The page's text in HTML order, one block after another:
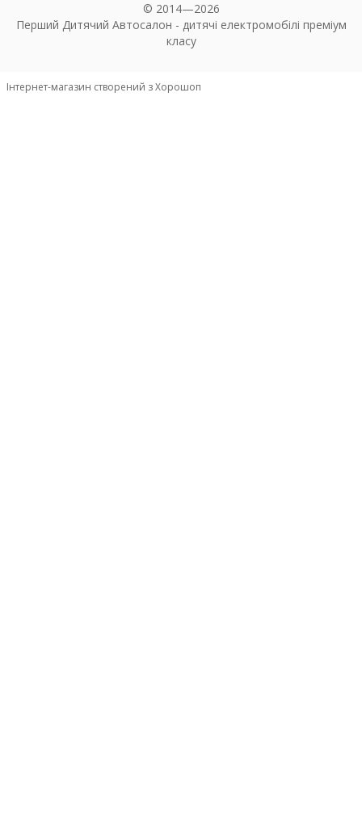
© 2014—2026
Перший Дитячий Автосалон - дитячі електромобілі преміум
класу
Інтернет-магазин створений з Хорошоп